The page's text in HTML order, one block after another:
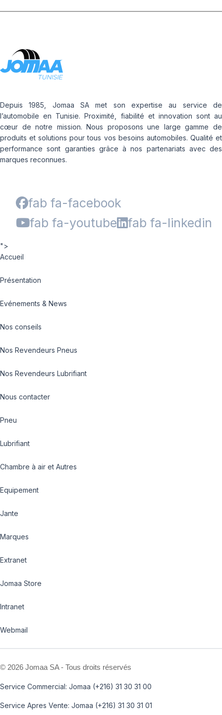
Depuis 1985, Jomaa SA met son expertise au service de
l’automobile en Tunisie. Proximité, fiabilité et innovation sont au
cœur de notre mission. Nous proposons une large gamme de
produits et solutions pour tous vos besoins automobiles. Qualité et
performance sont garanties grâce à nos partenariats avec des
marques reconnues.
fab fa-facebook
fab fa-youtube
fab fa-linkedin
">
Accueil
Présentation
Evénements & News
Nos conseils
Nos Revendeurs Pneus
Nos Revendeurs Lubrifiant
Nous contacter
Pneu
Lubrifiant
Chambre à air et Autres
Equipement
Jante
Marques
Extranet
Jomaa Store
Intranet
Webmail
© 2026 Jomaa SA - Tous droits réservés
Service Commercial: Jomaa (+216) 31 30 31 00
Service Apres Vente: Jomaa (+216) 31 30 31 01